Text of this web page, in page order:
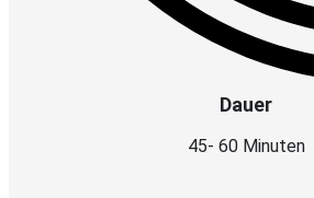
Dauer
45- 60 Minuten